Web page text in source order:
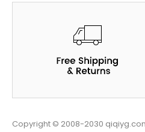
Copyright © 2008-2030